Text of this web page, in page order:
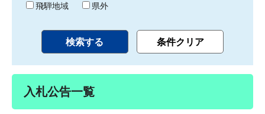
飛騨地域
県外
入札公告一覧